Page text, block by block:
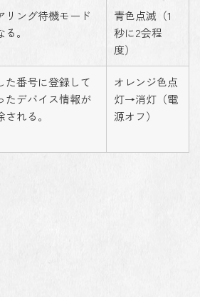
リング待機モード
る。
青色点滅（1
秒に2会程
度）
た番号に登録して
たデバイス情報が
される。
オレンジ色点
灯→消灯（電
源オフ）